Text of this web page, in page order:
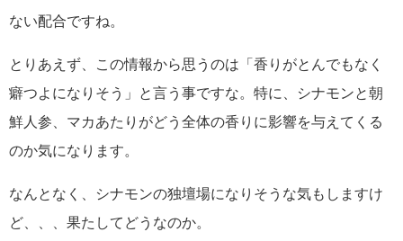
ない配合ですね。
とりあえず、この情報から思うのは「香りがとんでもなく
癖つよになりそう」と言う事ですな。特に、シナモンと朝
鮮人参、マカあたりがどう全体の香りに影響を与えてくる
のか気になります。
なんとなく、シナモンの独壇場になりそうな気もしますけ
ど、、、果たしてどうなのか。